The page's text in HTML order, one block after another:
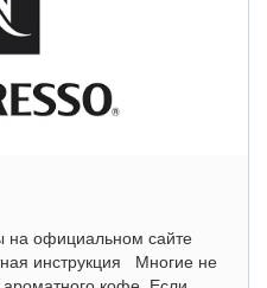
на официальном сайте
инструкция Многие не